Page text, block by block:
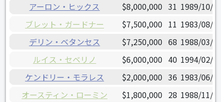
アーロン・ヒックス
$8,000,000 31 1989/10/
ブレット・ガードナー
$7,500,000 11 1983/08/
デリン・ベタンセス
$7,250,000 68 1988/03/
ルイス・セベリノ
$6,000,000 40 1994/02/
ケンドリー・モラレス
$2,000,000 36 1983/06/
オースティン・ローミン
$1,800,000 28 1988/11/